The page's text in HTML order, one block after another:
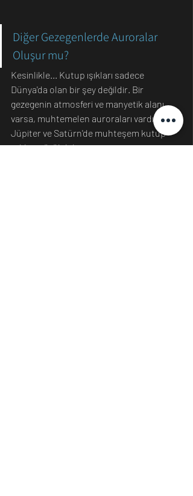
Diğer Gezegenlerde Auroralar
Oluşur mu?
Kesinlikle... Kutup ışıkları sadece
Dünya'da olan bir şey değildir. Bir
gezegenin atmosferi ve manyetik alanı
varsa, muhtemelen auroraları vardır.
Jüpiter ve Satürn'de muhteşem kutup
ışıkları görülebilir.